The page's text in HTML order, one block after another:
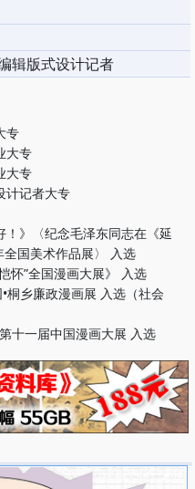
辑版式设计记者
专
大专
大专
计记者大专
》〈纪念毛泽东同志在《延
国美术作品展〉 入选
怀”全国漫画大展》 入选
桐乡廉政漫画展 入选（社会
十一届中国漫画大展 入选